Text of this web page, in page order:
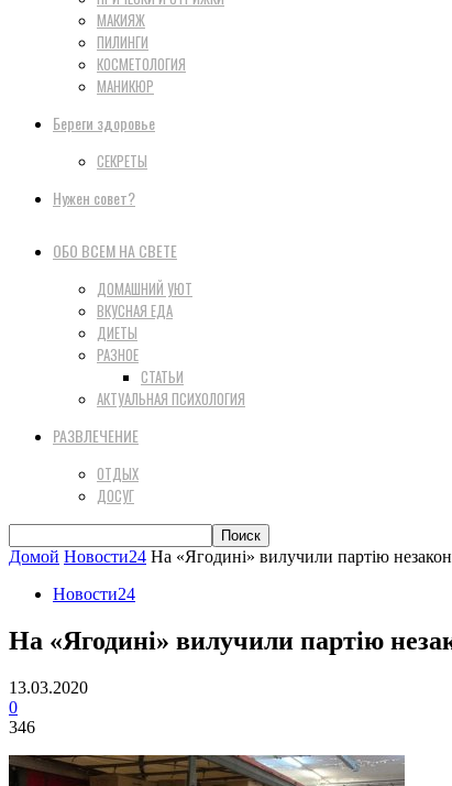
МАКИЯЖ
ПИЛИНГИ
КОСМЕТОЛОГИЯ
МАНИКЮР
Береги здоровье
СЕКРЕТЫ
Нужен совет?
ОБО ВСЕМ НА СВЕТЕ
ДОМАШНИЙ УЮТ
ВКУСНАЯ ЕДА
ДИЕТЫ
РАЗНОЕ
СТАТЬИ
АКТУАЛЬНАЯ ПСИХОЛОГИЯ
РАЗВЛЕЧЕНИЕ
ОТДЫХ
ДОСУГ
Домой Новости24 На «Ягодині» вилучили партію
Новости24
На «Ягодині» вилучили партію
13.03.2020
0
346